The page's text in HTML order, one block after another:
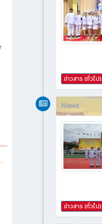
News
ข่าวสาร (ทั่วไป)
News